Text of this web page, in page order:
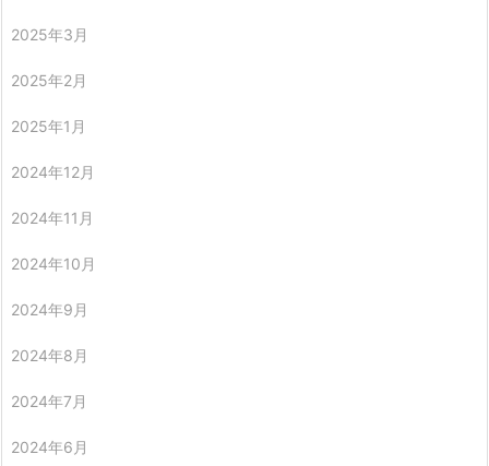
2025年3月
2025年2月
2025年1月
2024年12月
2024年11月
2024年10月
2024年9月
2024年8月
2024年7月
2024年6月